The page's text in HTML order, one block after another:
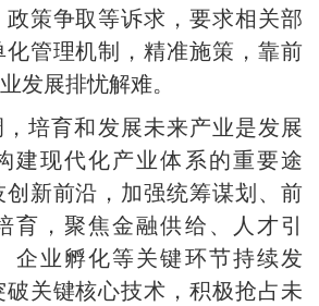
策争取等诉求，要求相关部
管理机制，精准施策，靠前
发展排忧解难。
培育和发展未来产业是发展
建现代化产业体系的重要途
新前沿，加强统筹谋划、前
育，聚焦金融供给、人才引
企业孵化等关键环节持续发
关键核心技术，积极抢占未